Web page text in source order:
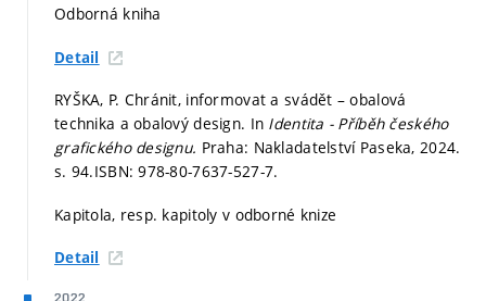
Odborná kniha
Detail
RYŠKA, P. Chránit, informovat a svádět – obalová
technika a obalový design. In Identita - Příběh českého
grafického designu. Praha: Nakladatelství Paseka, 2024.
s. 94.ISBN: 978-80-7637-527-7.
Kapitola, resp. kapitoly v odborné knize
Detail
2022